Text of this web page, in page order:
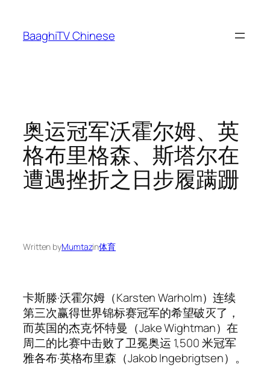
content
BaaghiTV Chinese
奥运冠军沃霍尔姆、英
格布里格森、斯塔尔在
遭遇挫折之日步履蹒跚
Written byMumtazin体育
卡斯滕·沃霍尔姆（Karsten Warholm）连续
第三次赢得世界锦标赛冠军的希望破灭了，
而英国的杰克·怀特曼（Jake Wightman）在
周二的比赛中击败了卫冕奥运 1,500 米冠军
雅各布·英格布里森（Jakob Ingebrigtsen）。